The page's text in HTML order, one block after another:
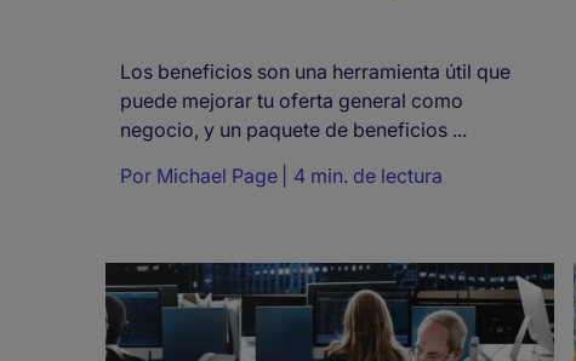
Los beneficios son una herramienta útil que
puede mejorar tu oferta general como
negocio, y un paquete de beneficios ...
Por Michael Page 4 min. de lectura